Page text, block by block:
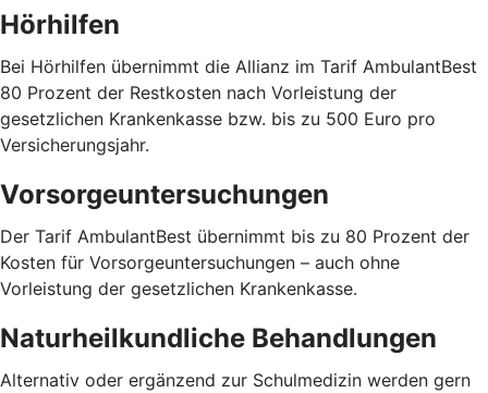
Hörhilfen
Bei Hörhilfen übernimmt die Allianz im Tarif AmbulantBest
80 Prozent der Restkosten nach Vorleistung der
gesetzlichen Krankenkasse bzw. bis zu 500 Euro pro
Versicherungsjahr.
Vorsorgeuntersuchungen
Der Tarif AmbulantBest übernimmt bis zu 80 Prozent der
Kosten für Vorsorgeuntersuchungen – auch ohne
Vorleistung der gesetzlichen Krankenkasse.
Naturheilkundliche Behandlungen
Alternativ oder ergänzend zur Schulmedizin werden gern